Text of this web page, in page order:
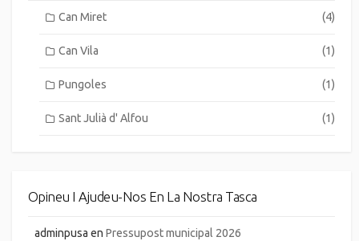
Can Miret (4)
Can Vila (1)
Pungoles (1)
Sant Julià d' Alfou (1)
Opineu I Ajudeu-Nos En La Nostra Tasca
adminpusa en Pressupost municipal 2026